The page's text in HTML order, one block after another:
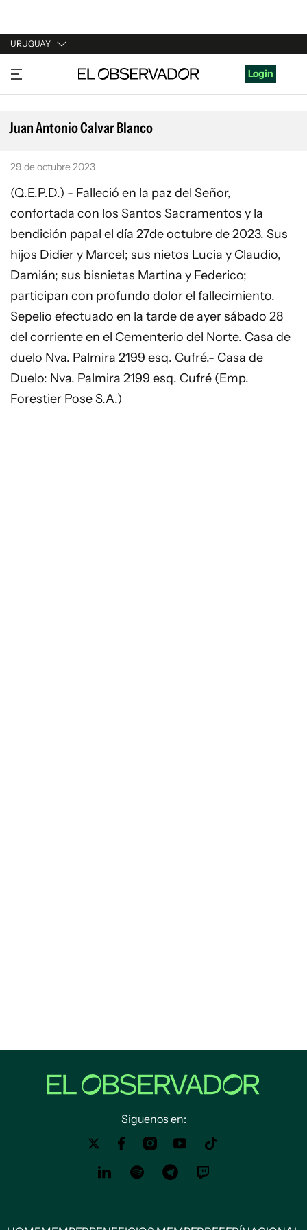
URUGUAY
URUGUAY
ARGENTINA
ESPAÑA
Login
Juan Antonio Calvar Blanco
29 de octubre 2023
(Q.E.P.D.) - Falleció en la paz del Señor,
confortada con los Santos Sacramentos y la
bendición papal el día 27de octubre de 2023. Sus
hijos Didier y Marcel; sus nietos Lucia y Claudio,
Damián; sus bisnietas Martina y Federico;
participan con profundo dolor el fallecimiento.
Sepelio efectuado en la tarde de ayer sábado 28
del corriente en el Cementerio del Norte. Casa de
duelo Nva. Palmira 2199 esq. Cufré.- Casa de
Duelo: Nva. Palmira 2199 esq. Cufré (Emp.
Forestier Pose S.A.)
Siguenos en: